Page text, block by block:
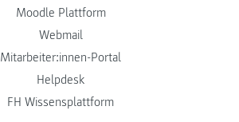
Moodle Plattform
Webmail
Mitarbeiter:innen-Portal
Helpdesk
FH Wissensplattform